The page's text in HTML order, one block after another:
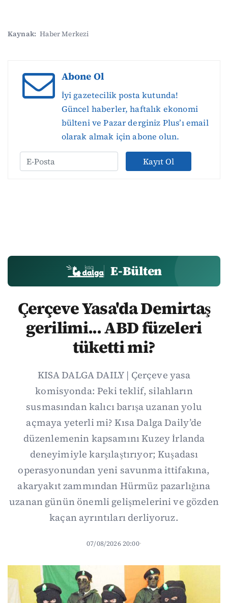
Kaynak: Haber Merkezi
Abone Ol
İyi gazetecilik posta kutunda!
Güncel haberler, haftalık ekonomi
bülteni ve Pazar derginiz Plus’ı email
olarak almak için abone olun.
Kayıt Ol
E-Bülten
Çerçeve Yasa'da Demirtaş
gerilimi... ABD füzeleri
tüketti mi?
KISA DALGA DAILY | Çerçeve yasa
komisyonda: Peki teklif, silahların
susmasından kalıcı barışa uzanan yolu
açmaya yeterli mi? Kısa Dalga Daily’de
düzenlemenin kapsamını Kuzey İrlanda
deneyimiyle karşılaştırıyor; Kuşadası
operasyonundan yeni savunma ittifakına,
akaryakıt zammından Hürmüz pazarlığına
uzanan günün önemli gelişmelerini ve gözden
kaçan ayrıntıları derliyoruz.
07/08/2026 20:00·